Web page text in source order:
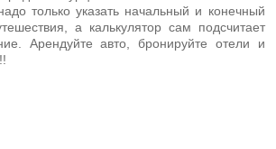
только указать начальный и конечный
а калькулятор сам подсчитает
Арендуйте авто, бронируйте отели и